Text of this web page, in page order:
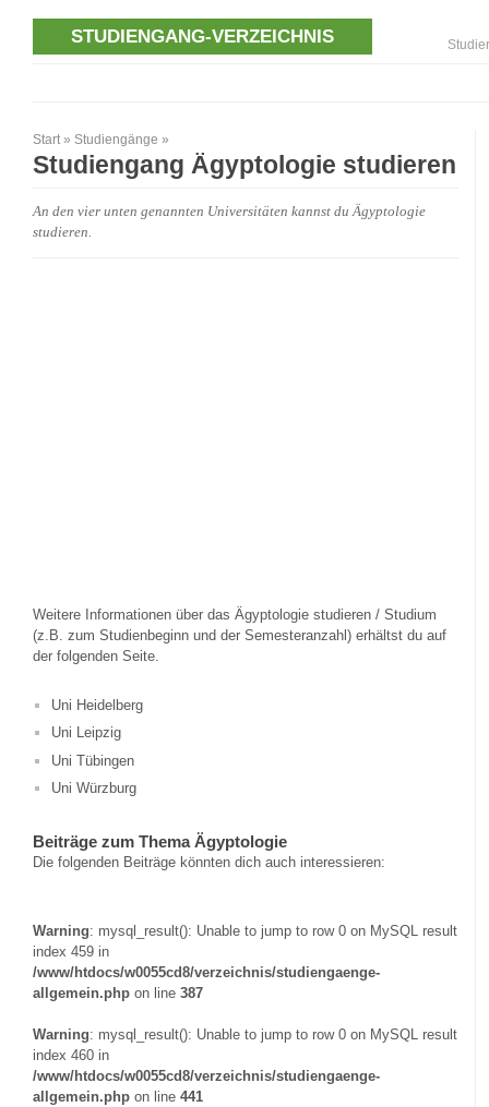
STUDIENGANG-VERZEICHNIS
Start » Studiengänge »
Studiengang Ägyptologie studieren
An den vier unten genannten Universitäten kannst du Ägyptologie
studieren.
Weitere Informationen über das Ägyptologie studieren / Studium
(z.B. zum Studienbeginn und der Semesteranzahl) erhältst du auf
der folgenden Seite.
Uni Heidelberg
Uni Leipzig
Uni Tübingen
Uni Würzburg
Beiträge zum Thema Ägyptologie
Die folgenden Beiträge könnten dich auch interessieren:
Warning: mysql_result(): Unable to jump to row 0 on MySQL result
index 459 in
/www/htdocs/w0055cd8/verzeichnis/studiengaenge-
allgemein.php on line 387
Warning: mysql_result(): Unable to jump to row 0 on MySQL result
index 460 in
/www/htdocs/w0055cd8/verzeichnis/studiengaenge-
allgemein.php on line 441